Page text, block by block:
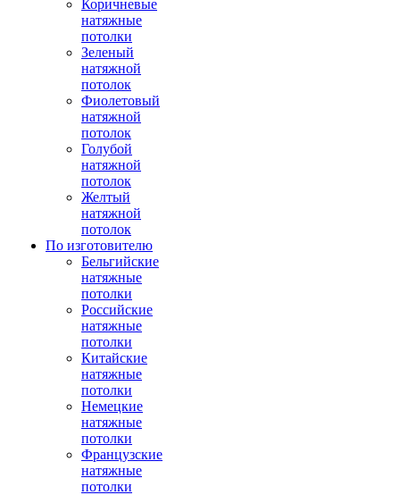
Коричневые
натяжные
потолки
Зеленый
натяжной
потолок
Фиолетовый
натяжной
потолок
Голубой
натяжной
потолок
Желтый
натяжной
потолок
По изготовителю
Бельгийские
натяжные
потолки
Российские
натяжные
потолки
Китайские
натяжные
потолки
Немецкие
натяжные
потолки
Французские
натяжные
потолки